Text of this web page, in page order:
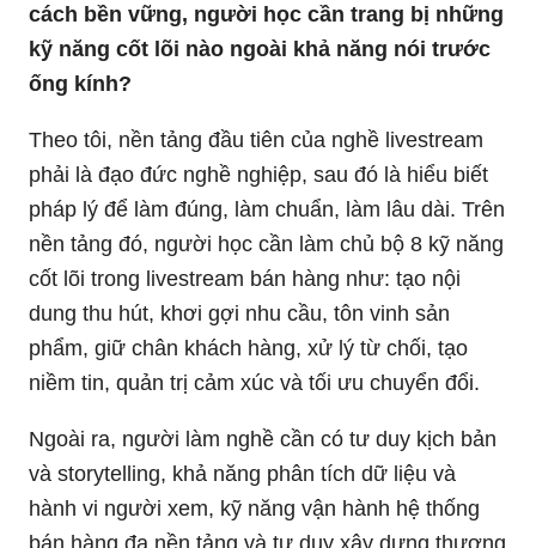
cách bền vững, người học cần trang bị những
kỹ năng cốt lõi nào ngoài khả năng nói trước
ống kính?
Theo tôi, nền tảng đầu tiên của nghề livestream
phải là đạo đức nghề nghiệp, sau đó là hiểu biết
pháp lý để làm đúng, làm chuẩn, làm lâu dài. Trên
nền tảng đó, người học cần làm chủ bộ 8 kỹ năng
cốt lõi trong livestream bán hàng như: tạo nội
dung thu hút, khơi gợi nhu cầu, tôn vinh sản
phẩm, giữ chân khách hàng, xử lý từ chối, tạo
niềm tin, quản trị cảm xúc và tối ưu chuyển đổi.
Ngoài ra, người làm nghề cần có tư duy kịch bản
và storytelling, khả năng phân tích dữ liệu và
hành vi người xem, kỹ năng vận hành hệ thống
bán hàng đa nền tảng và tư duy xây dựng thương